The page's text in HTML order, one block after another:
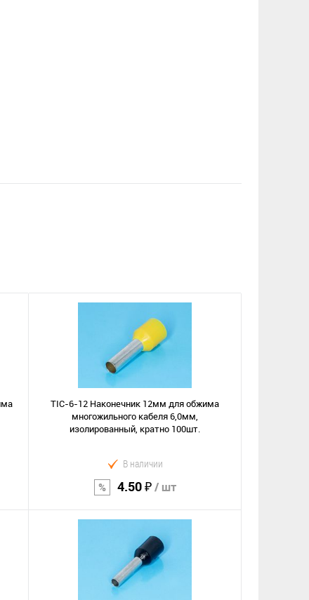
TIC-6-12 Наконечник 12мм для обжима
многожильного кабеля 6,0мм,
изолированный, кратно 100шт.
В наличии
4.50 ₽/ шт
В корзину